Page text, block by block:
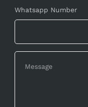
Whatsapp Number